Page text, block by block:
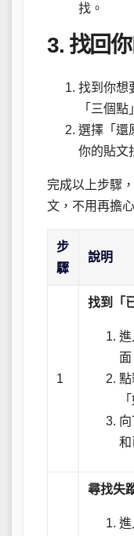
找。
3. 找回
找到你想
「三個點
選擇「還
你的貼文
完成以上步驟
文，不用再擔
步
驟
說明
1
找到「
進
點
和
尋找失
進